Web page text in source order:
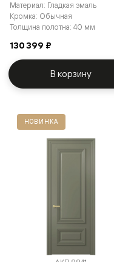
Материал: Гладкая эмаль
Кромка: Обычная
Толщина полотна: 40 мм
130 399 ₽
В корзину
НОВИНКА